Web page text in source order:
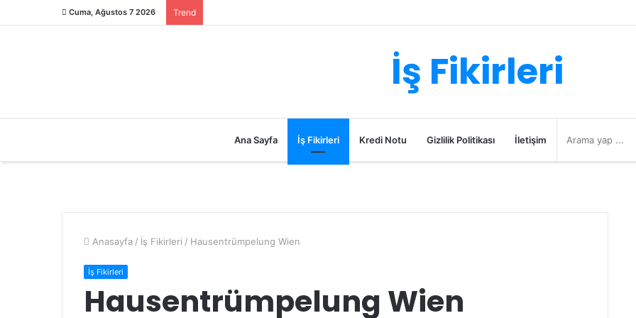
Cuma, Ağustos 7 2026 Trend
İş Fikirleri
Ana Sayfa İş Fikirleri Kredi Notu Gizlilik Politikası İletişim
Anasayfa / İş Fikirleri / Hausentrümpelung Wien
İş Fikirleri
Hausentrümpelung Wien